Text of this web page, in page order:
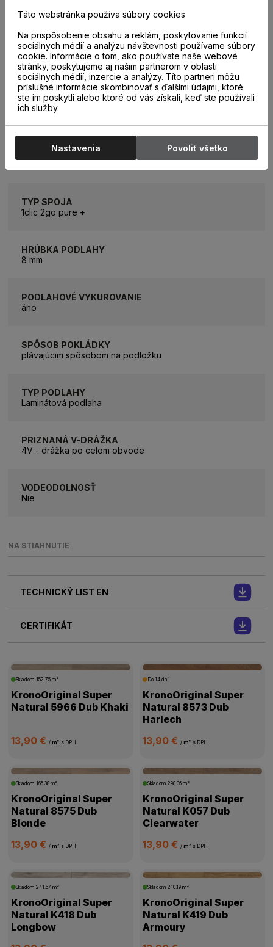
KOLEKCIA
ROZMER LAMELY
1288 x 195mm
ROZMER BALÍKA
ZÁŤAŽOVÁ TRIEDA
TYP SPOJA
1clic 2go pure +
HRÚBKA PODLAHY
8 mm
PODLAHOVÉ VYKUROVANIE
áno
SPÔSOB POKLÁDKY
plávajúcim spôsobom na podložku
TYP PODLAHY
Laminátová podlaha
PRIZNANÁ V-DRÁŽKA
4V - drážka po celom obvode
VODEODOLNOSŤ
Nie
NA STIAHNUTIE
TECHNICKÝ LIST EN
CERTIFIKÁT
Skladom152.75 m²
KronoOriginal Super
Natural 5966 Dub Khaki
13,90 €/ m² s DPH
Do 14 dní
KronoOriginal Super
Natural 8573 Dub
Harlech
13,90 € / m² s DPH
Skladom165.38 m²
KronoOriginal Super
Natural 8575 Dub
Blonde
13,90 €/ m² s DPH
Skladom 298.06 m²
KronoOriginal Super
Natural K057 Dub
Clearwater
13,90 € / m² s DPH
Skladom241.57 m²
KronoOriginal Super
Natural K418 Dub
Longbow
Skladom 210.19 m²
KronoOriginal Super
Natural K419 Dub
Armoury
Táto webstránka používa súbory cookies
Na prispôsobenie obsahu a reklám, poskytovanie funkcií
sociálnych médií a analýzu návštevnosti používame súbory
cookie. Informácie o tom, ako používate naše webové
stránky, poskytujeme aj našim partnerom v oblasti
sociálnych médií, inzercie a analýzy. Títo partneri môžu
príslušné informácie skombinovať s ďalšími údajmi, ktoré
ste im poskytli alebo ktoré od vás získali, keď ste používali
ich služby.
Nastavenia Povoliť všetko